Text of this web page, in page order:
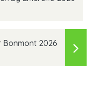
Bonmont 2026